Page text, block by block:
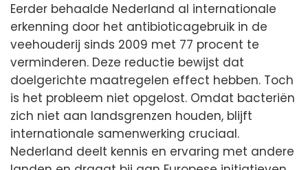
Eerder behaalde Nederland al internationale
erkenning door het antibioticagebruik in de
veehouderij sinds 2009 met 77 procent te
verminderen. Deze reductie bewijst dat
doelgerichte maatregelen effect hebben. Toch
is het probleem niet opgelost. Omdat bacteriën
zich niet aan landsgrenzen houden, blijft
internationale samenwerking cruciaal.
Nederland deelt kennis en ervaring met andere